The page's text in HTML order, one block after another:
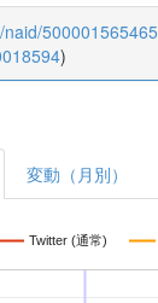
500001565465
)
変動（月別）
Twitter (通常)